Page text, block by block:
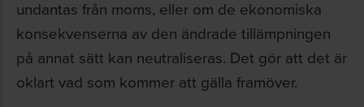
undantas från moms, eller om de ekonomiska
konsekvenserna av den ändrade tillämpningen
på annat sätt kan neutraliseras. Det gör att det är
oklart vad som kommer att gälla framöver.